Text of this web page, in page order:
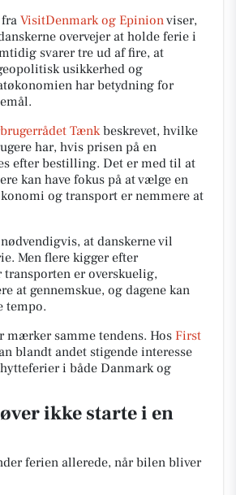
VisitDenmark og Epinionviser,
overvejer at holde ferie i
svarer tre ud af fire, at
usikkerhed og
har betydning for
Tænkbeskrevet, hvilke
har, hvis prisen på en
efter bestilling. Det er med til at
kan have fokus på at vælge en
og transport er nemmere at
at danskerne vil
Men flere kigger efter
er overskuelig,
at gennemskue, og dagene kan
tempo.
mærker samme tendens. Hos First
blandt andet stigende interesse
i både Danmark og
ikke starte i en
ferien allerede, når bilen bliver